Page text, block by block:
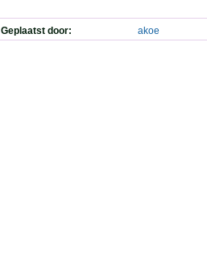
Geplaatst door: akoe